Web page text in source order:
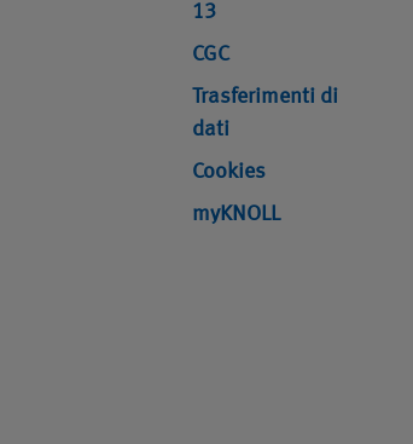
13
CGC
Trasferimenti di
dati
Cookies
myKNOLL